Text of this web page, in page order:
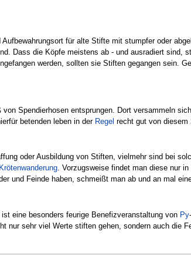
für alte Stifte mit stumpfer oder
Dass die Köpfe meistens ab - und ausradiert sind,
werden, sollten sie Stiften gegangen sein.
Spendierhosen entsprungen. Dort versammeln
betenden leben in der Regel recht gut von diesem
oder Ausbildung von Stiften, vielmehr sind bei
Krötenwanderung. Vorzugsweise findet man diese nur
und Feinde haben, schmeißt man ab und an mal
eine besonders feurige Benefizveranstaltung von Py-
nur sehr viel Werte stiften gehen, sondern auch die